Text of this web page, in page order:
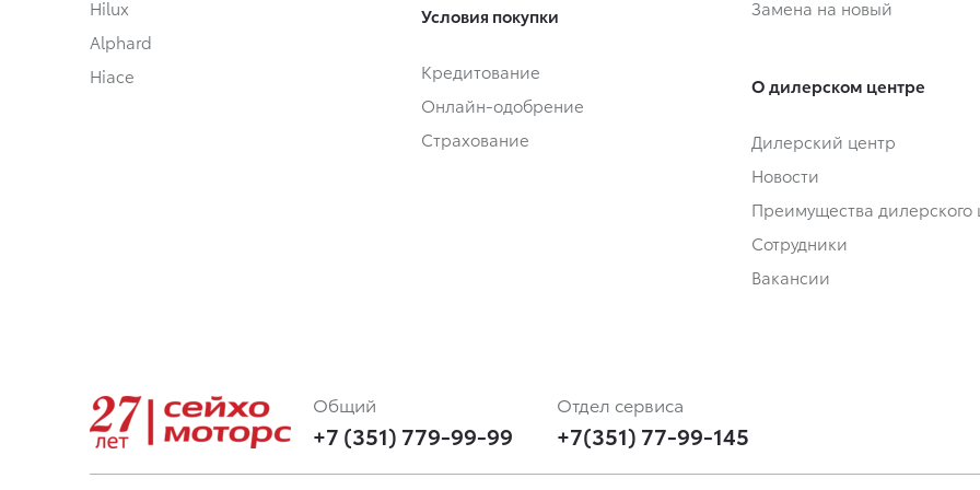
Hilux
Alphard
Hiace
Условия покупки
Кредитование
Онлайн-одобрение
Страхование
Замена на новый
О дилерском центре
Дилерский центр
Новости
Преимущества дилерского
Сотрудники
Вакансии
Общий
+7 (351) 779-99-99
Отдел сервиса
+7(351) 77-99-145